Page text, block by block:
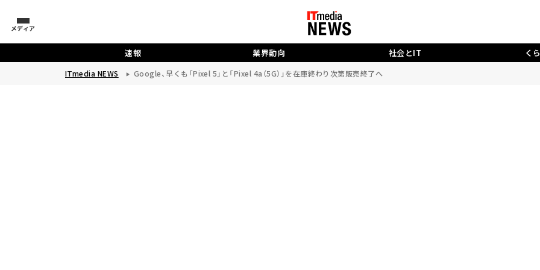
メディア
速報 業界動向 社会とIT く
ITmedia NEWS Google、早くも「Pixel 5」と「Pixel 4a（5G）」を在庫終わり次第販売終了へ